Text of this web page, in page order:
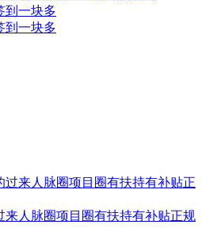
到一块多
到一块多
人脉圈项目圈有扶持有补贴正规